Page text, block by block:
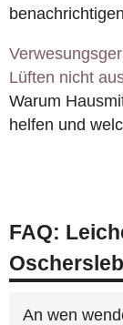
Lüften nicht
Warum
helfen und
FAQ:
An wen